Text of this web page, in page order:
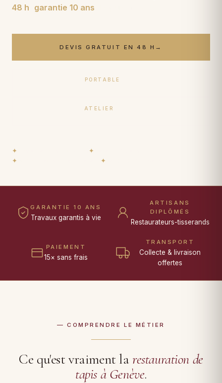
48 h garantie 10 ans
DEVIS GRATUIT EN 48 H →
PORTABLE
ATELIER
✦ ✦
✦
✦
GARANTIE 10 ANS
Travaux garantis à vie
ARTISANS
DIPLÔMÉS
Restaurateurs-tisserands
PAIEMENT
15× sans frais
TRANSPORT
Collecte & livraison
offertes
— COMPRENDRE LE MÉTIER
Ce qu'est vraiment larestauration de
tapis à Genève.